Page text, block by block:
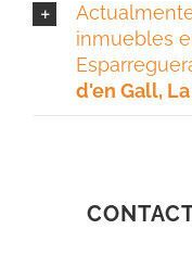
inmuebles
d'en Gall,